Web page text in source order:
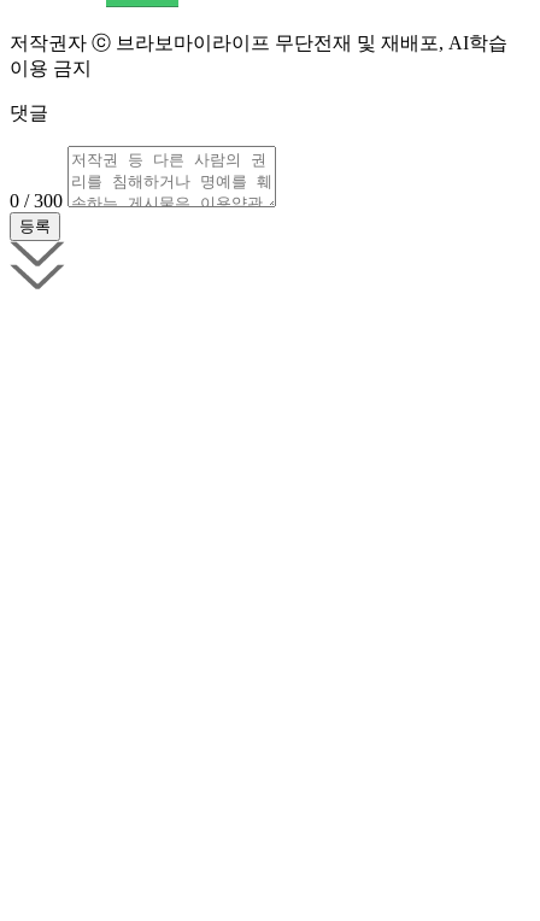
저작권자 ⓒ 브라보마이라이프 무단전재 및 재배포, AI학습
이용 금지
댓글
0 / 300